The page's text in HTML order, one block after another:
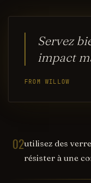
Servez
impact
FROM WILLOW
02utilisez des
résister à une